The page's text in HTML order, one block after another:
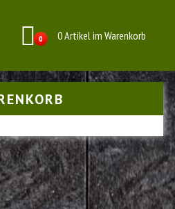
0 0 Artikel im Warenkorb